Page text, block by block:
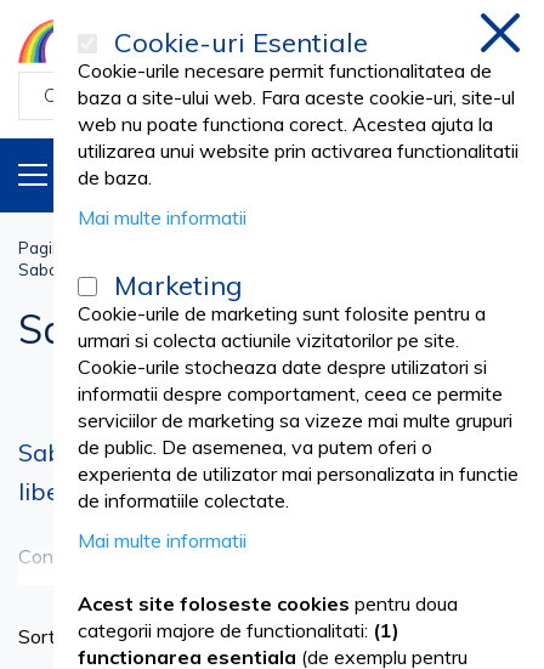
PRODUSE
Pagina principala
Saboti din Piele
Saboti din Piele
Saboti medicali de piele naturala – confort si
libertate de miscare pe tot parcursul zilei
Confortul si durabilitatea echipamentului de lucru sunt
foarte importante in numeroase domenii. Atat sabotii
medicali de dama din piele, cat si cei pentru barbati din
Sortare dupa
Cookie-uri Esentiale
Cookie-urile necesare permit functionalitatea de
baza a site-ului web. Fara aceste cookie-uri, site-ul
web nu poate functiona corect. Acestea ajuta la
utilizarea unui website prin activarea functionalitatii
de baza.
Mai multe informatii
Marketing
Cookie-urile de marketing sunt folosite pentru a
urmari si colecta actiunile vizitatorilor pe site.
Cookie-urile stocheaza date despre utilizatori si
informatii despre comportament, ceea ce permite
serviciilor de marketing sa vizeze mai multe grupuri
de public. De asemenea, va putem oferi o
experienta de utilizator mai personalizata in functie
de informatiile colectate.
Mai multe informatii
Acest site foloseste cookies pentru doua
categorii majore de functionalitati: (1)
functionarea esentiala (de exemplu pentru